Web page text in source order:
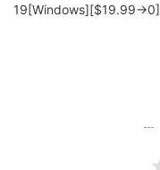
19[Windows][$19.99→0]